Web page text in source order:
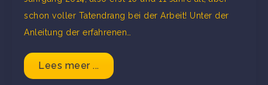
schon voller Tatendrang bei der Arbeit! Unter der
Anleitung der erfahrenen…
Lees meer ...